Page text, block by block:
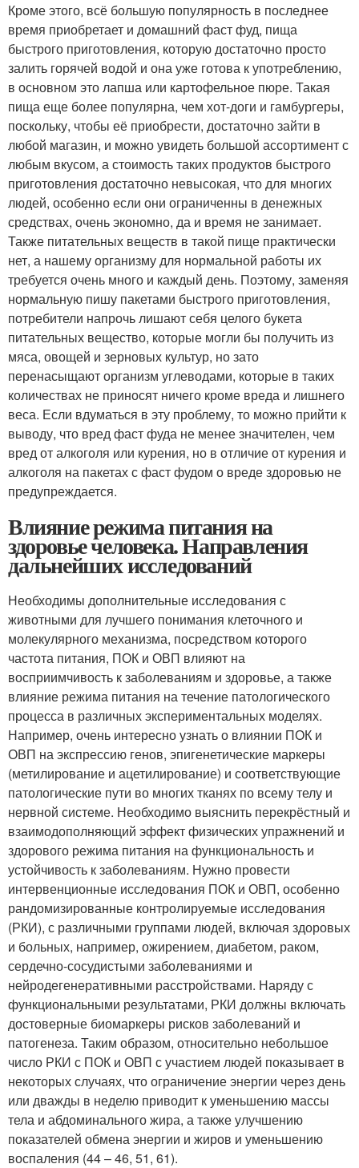
Кроме этого, всё большую популярность в последнее
время приобретает и домашний фаст фуд, пища
быстрого приготовления, которую достаточно просто
залить горячей водой и она уже готова к употреблению,
в основном это лапша или картофельное пюре. Такая
пища еще более популярна, чем хот-доги и гамбургеры,
поскольку, чтобы её приобрести, достаточно зайти в
любой магазин, и можно увидеть большой ассортимент с
любым вкусом, а стоимость таких продуктов быстрого
приготовления достаточно невысокая, что для многих
людей, особенно если они ограниченны в денежных
средствах, очень экономно, да и время не занимает.
Также питательных веществ в такой пище практически
нет, а нашему организму для нормальной работы их
требуется очень много и каждый день. Поэтому, заменяя
нормальную пишу пакетами быстрого приготовления,
потребители напрочь лишают себя целого букета
питательных вещество, которые могли бы получить из
мяса, овощей и зерновых культур, но зато
перенасыщают организм углеводами, которые в таких
количествах не приносят ничего кроме вреда и лишнего
веса. Если вдуматься в эту проблему, то можно прийти к
выводу, что вред фаст фуда не менее значителен, чем
вред от алкоголя или курения, но в отличие от курения и
алкоголя на пакетах с фаст фудом о вреде здоровью не
предупреждается.
Влияние режима питания на
здоровье человека. Направления
дальнейших исследований
Необходимы дополнительные исследования с
животными для лучшего понимания клеточного и
молекулярного механизма, посредством которого
частота питания, ПОК и ОВП влияют на
восприимчивость к заболеваниям и здоровье, а также
влияние режима питания на течение патологического
процесса в различных экспериментальных моделях.
Например, очень интересно узнать о влиянии ПОК и
ОВП на экспрессию генов, эпигенетические маркеры
(метилирование и ацетилирование) и соответствующие
патологические пути во многих тканях по всему телу и
нервной системе. Необходимо выяснить перекрёстный и
взаимодополняющий эффект физических упражнений и
здорового режима питания на функциональность и
устойчивость к заболеваниям. Нужно провести
интервенционные исследования ПОК и ОВП, особенно
рандомизированные контролируемые исследования
(РКИ), с различными группами людей, включая здоровых
и больных, например, ожирением, диабетом, раком,
сердечно-сосудистыми заболеваниями и
нейродегенеративными расстройствами. Наряду с
функциональными результатами, РКИ должны включать
достоверные биомаркеры рисков заболеваний и
патогенеза. Таким образом, относительно небольшое
число РКИ с ПОК и ОВП с участием людей показывает в
некоторых случаях, что ограничение энергии через день
или дважды в неделю приводит к уменьшению массы
тела и абдоминального жира, а также улучшению
показателей обмена энергии и жиров и уменьшению
воспаления (44 – 46, 51, 61).